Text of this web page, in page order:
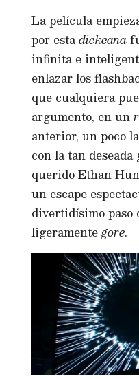
La película
por estadickeana
infinita e
enlazar los
que cualquiera
argumento, en un
anterior, un poco
con la tan
querido Ethan
un escape
divertidísimo paso
ligeramentegore.